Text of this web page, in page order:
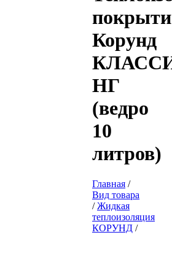
Корунд
НГ
(ведро
10
литров)
Главная /
Вид товара
/Жидкая
теплоизоляция
КОРУНД /